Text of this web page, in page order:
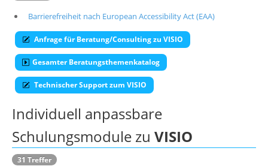
Wissen
Über uns
Suche
Barrierefreiheit nach European Accessibility Act (EAA)
Anfrage für Beratung/Consulting zu VISIO
Gesamter Beratungsthemenkatalog
Technischer Support zum VISIO
Individuell anpassbare
Schulungsmodule zu VISIO
31 Treffer